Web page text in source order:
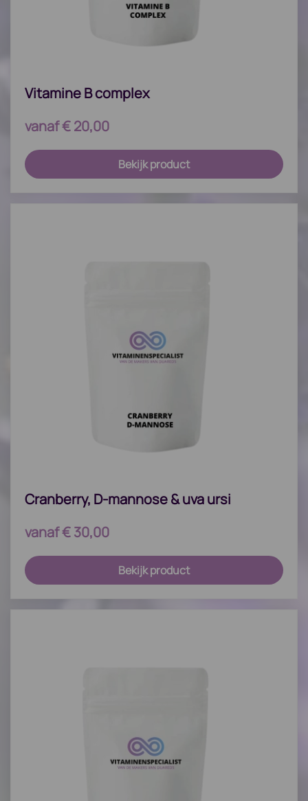
Vitamine B complex
vanaf€20,00
Bekijk product
Cranberry, D-mannose & uva ursi
vanaf€30,00
Bekijk product